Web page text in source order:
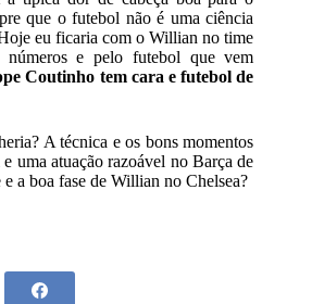
que o futebol não é uma ciência
eu ficaria com o Willian no time
números e pelo futebol que vem
Coutinho tem cara e futebol de
A técnica e os bons momentos
uma atuação razoável no Barça de
a boa fase de Willian no Chelsea?